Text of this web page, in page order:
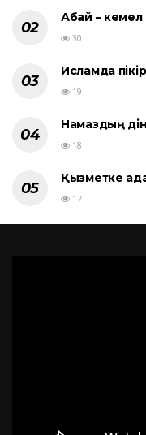
Абай –
30
Исламда
19
Намаздың
18
Қызметке
17